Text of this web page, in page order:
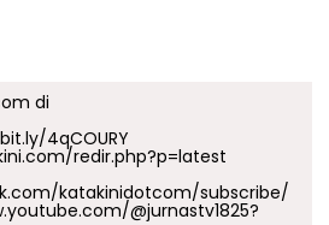
di
4qCOURY
redir.php?p=latest
katakinidotcom/subscribe/
@jurnastv1825?